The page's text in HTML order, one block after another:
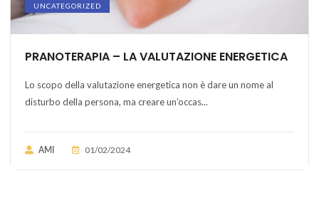
UNCATEGORIZED
PRANOTERAPIA – LA VALUTAZIONE ENERGETICA
Lo scopo della valutazione energetica non è dare un nome al
disturbo della persona, ma creare un’occas...
AMI 01/02/2024